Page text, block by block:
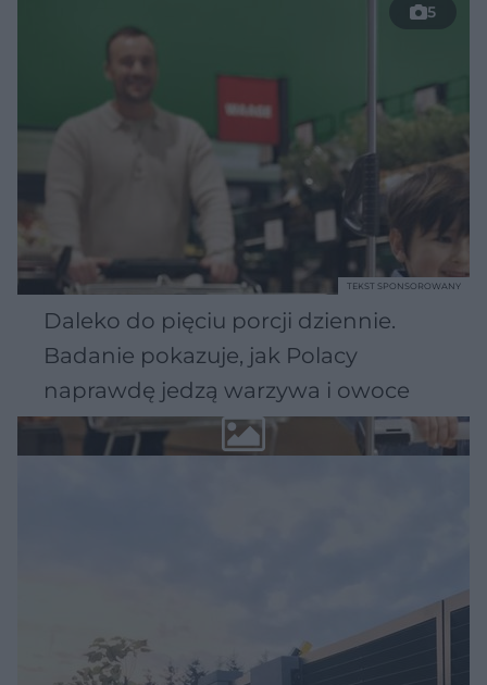
5
Daleko do pięciu porcji dziennie.
Badanie pokazuje, jak Polacy
naprawdę jedzą warzywa i owoce
TEKST SPONSOROWANY